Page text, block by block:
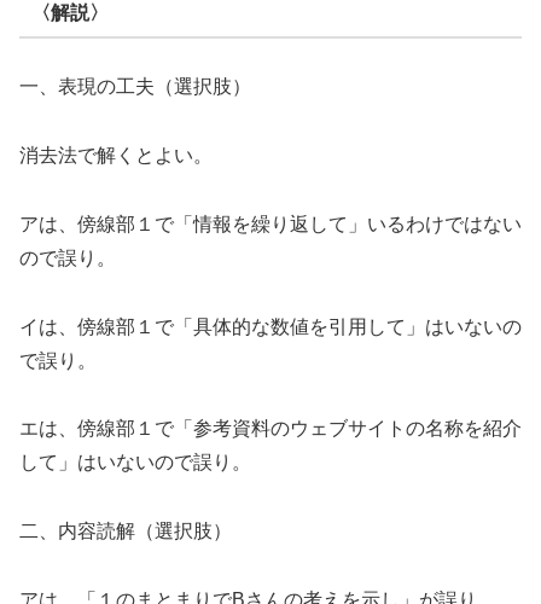
〈解説〉
一、表現の工夫（選択肢）
消去法で解くとよい。
アは、傍線部１で「情報を繰り返して」いるわけではない
ので誤り。
イは、傍線部１で「具体的な数値を引用して」はいないの
で誤り。
エは、傍線部１で「参考資料のウェブサイトの名称を紹介
して」はいないので誤り。
二、内容読解（選択肢）
アは、「１のまとまりでBさんの考えを示し」が誤り。